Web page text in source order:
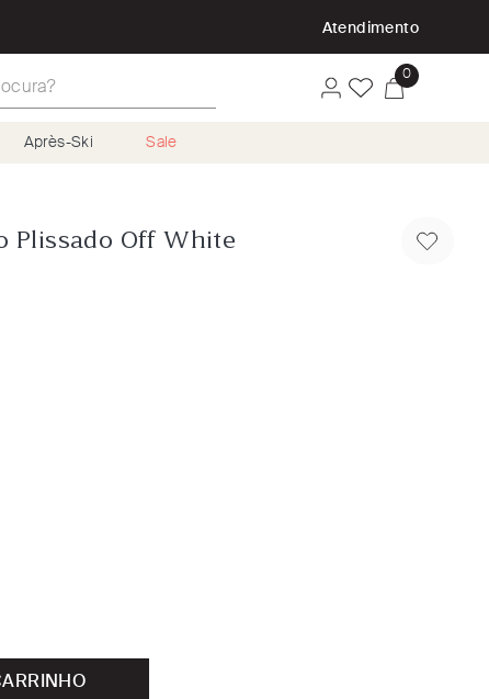
Atendimento
0
Après-Ski Sale
Plissado Off White